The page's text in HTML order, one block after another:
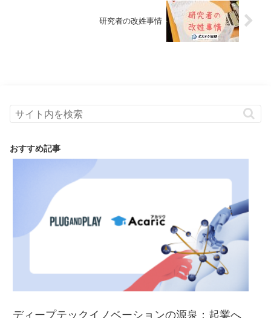
研究者の改姓事情
おすすめ記事
ディープテックイノベーションの源泉：起業へ